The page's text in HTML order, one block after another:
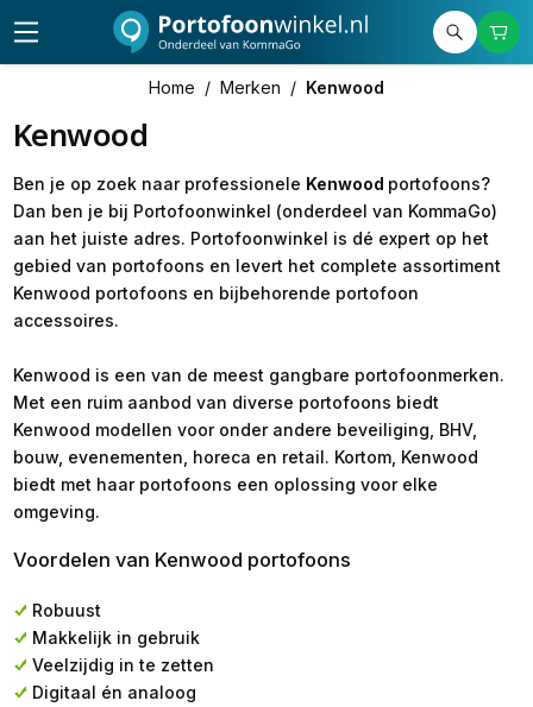
Home / Merken / Kenwood
Kenwood
Ben je op zoek naar professionele Kenwood portofoons?
Dan ben je bij Portofoonwinkel (onderdeel van KommaGo)
aan het juiste adres. Portofoonwinkel is dé expert op het
gebied van portofoons en levert het complete assortiment
Kenwood portofoons en bijbehorende portofoon
accessoires.
Kenwood is een van de meest gangbare portofoonmerken.
Met een ruim aanbod van diverse portofoons biedt
Kenwood modellen voor onder andere beveiliging, BHV,
bouw, evenementen, horeca en retail. Kortom, Kenwood
biedt met haar portofoons een oplossing voor elke
omgeving.
Voordelen van Kenwood portofoons
Robuust
Makkelijk in gebruik
Veelzijdig in te zetten
Digitaal én analoog